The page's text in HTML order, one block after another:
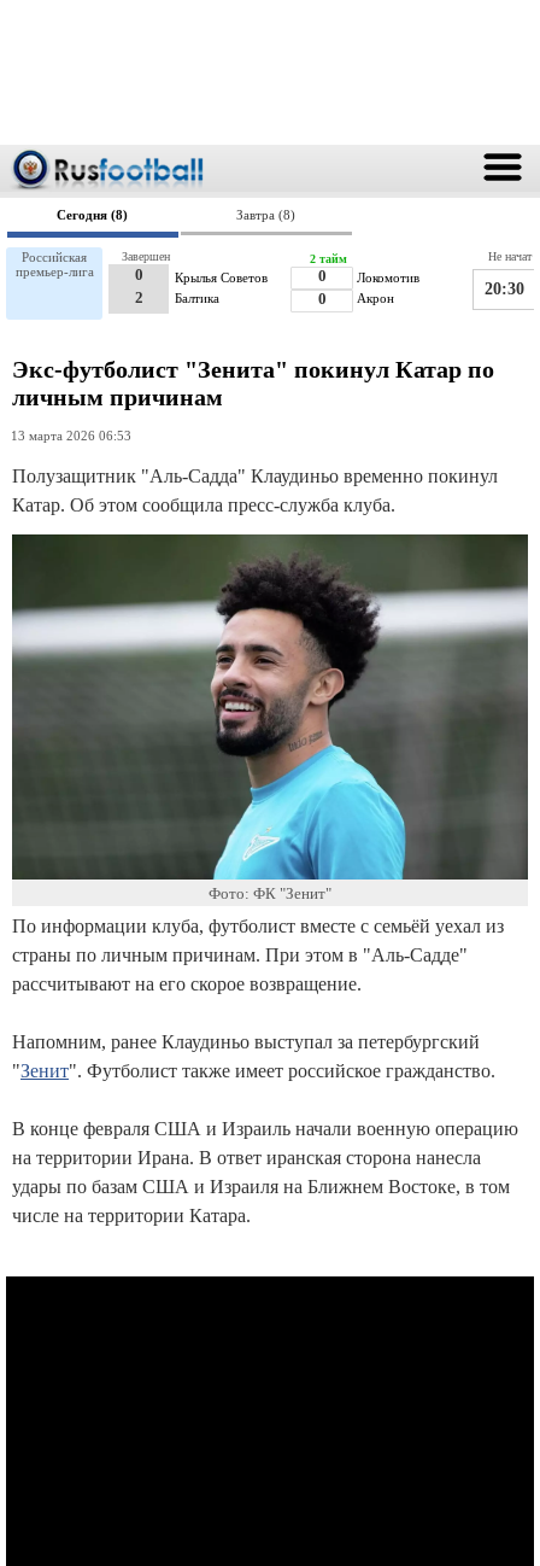
Сегодня (8) Завтра (8)
Российская
премьер-лига
Крылья Советов
0
2
Балтика
Завершен
Локомотив
0
0
Акрон
2 тайм
20:30
Не начат
Экс-футболист "Зенита" покинул Катар по
личным причинам
13 марта 2026 06:53
Полузащитник "Аль-Садда" Клаудиньо временно покинул
Катар. Об этом сообщила пресс-служба клуба.
Фото: ФК "Зенит"
По информации клуба, футболист вместе с семьёй уехал из
страны по личным причинам. При этом в "Аль-Садде"
рассчитывают на его скорое возвращение.
Напомним, ранее Клаудиньо выступал за петербургский
"Зенит". Футболист также имеет российское гражданство.
В конце февраля США и Израиль начали военную операцию
на территории Ирана. В ответ иранская сторона нанесла
удары по базам США и Израиля на Ближнем Востоке, в том
числе на территории Катара.